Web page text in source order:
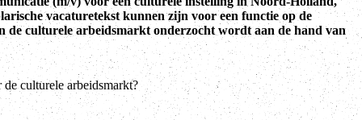
vacaturetekst kunnen zijn voor een functie op de
culturele arbeidsmarkt onderzocht wordt aan de hand van
culturele arbeidsmarkt?